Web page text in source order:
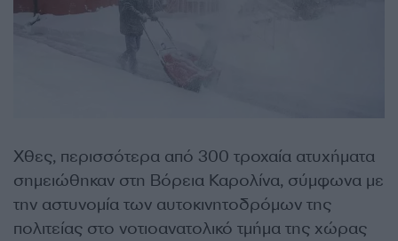
Χθες, περισσότερα από 300 τροχαία ατυχήματα
σημειώθηκαν στη Βόρεια Καρολίνα, σύμφωνα με
την αστυνομία των αυτοκινητοδρόμων της
πολιτείας στο νοτιοανατολικό τμήμα της χώρας